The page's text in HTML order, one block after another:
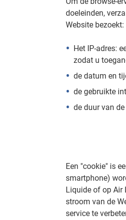
doeleinden,
Website bezoekt:
Het IP-adres:
zodat u
de datum en
de gebruikte
de duur van
Een "cookie" is
smartphone)
Liquide of op Air
stroom van de
service te